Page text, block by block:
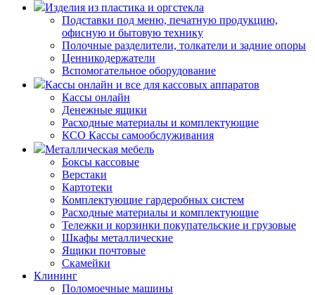
Изделия из пластика и оргстекла
Подставки под меню, печатную продукцию,
офисную и бытовую технику
Полочные разделители, толкатели и задние опоры
Ценникодержатели
Вспомогательное оборудование
Кассы онлайн и все для кассовых аппаратов
Кассы онлайн
Денежные ящики
Расходные материалы и комплектующие
КСО Кассы самообслуживания
Металлическая мебель
Боксы кассовые
Верстаки
Картотеки
Комплектующие гардеробных систем
Расходные материалы и комплектующие
Тележки и корзинки покупательские и грузовые
Шкафы металлические
Ящики почтовые
Скамейки
Клининг
Поломоечные машины